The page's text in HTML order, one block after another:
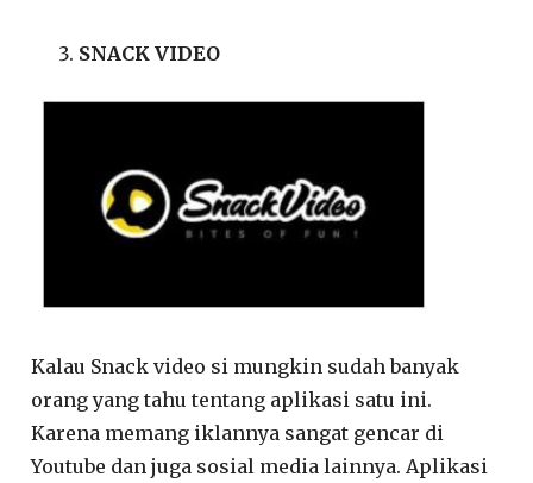
SNACK VIDEO
Kalau Snack video si mungkin sudah banyak
orang yang tahu tentang aplikasi satu ini.
Karena memang iklannya sangat gencar di
Youtube dan juga sosial media lainnya. Aplikasi